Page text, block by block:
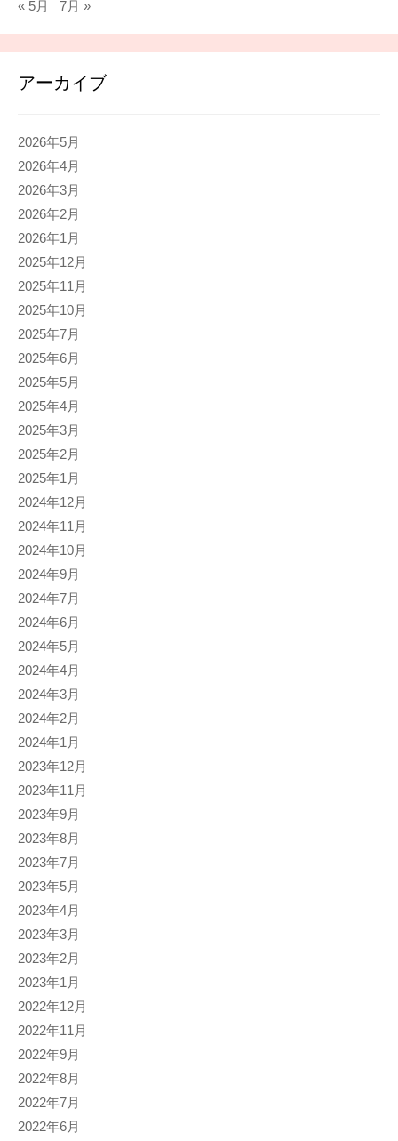
« 5月 7月 »
アーカイブ
2026年5月
2026年4月
2026年3月
2026年2月
2026年1月
2025年12月
2025年11月
2025年10月
2025年7月
2025年6月
2025年5月
2025年4月
2025年3月
2025年2月
2025年1月
2024年12月
2024年11月
2024年10月
2024年9月
2024年7月
2024年6月
2024年5月
2024年4月
2024年3月
2024年2月
2024年1月
2023年12月
2023年11月
2023年9月
2023年8月
2023年7月
2023年5月
2023年4月
2023年3月
2023年2月
2023年1月
2022年12月
2022年11月
2022年9月
2022年8月
2022年7月
2022年6月